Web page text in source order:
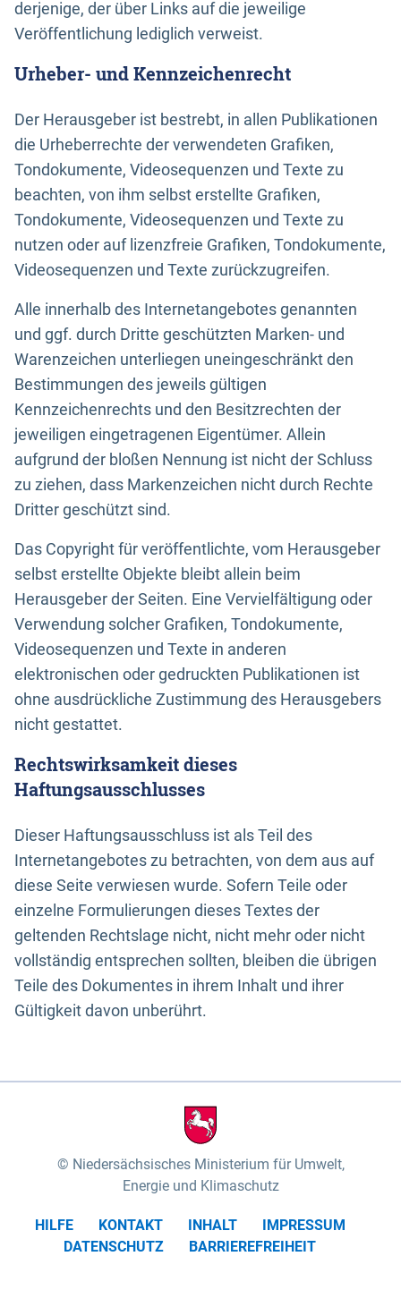
derjenige, der über Links auf die jeweilige
Veröffentlichung lediglich verweist.
Urheber- und Kennzeichenrecht
Der Herausgeber ist bestrebt, in allen Publikationen
die Urheberrechte der verwendeten Grafiken,
Tondokumente, Videosequenzen und Texte zu
beachten, von ihm selbst erstellte Grafiken,
Tondokumente, Videosequenzen und Texte zu
nutzen oder auf lizenzfreie Grafiken, Tondokumente,
Videosequenzen und Texte zurückzugreifen.
Alle innerhalb des Internetangebotes genannten
und ggf. durch Dritte geschützten Marken- und
Warenzeichen unterliegen uneingeschränkt den
Bestimmungen des jeweils gültigen
Kennzeichenrechts und den Besitzrechten der
jeweiligen eingetragenen Eigentümer. Allein
aufgrund der bloßen Nennung ist nicht der Schluss
zu ziehen, dass Markenzeichen nicht durch Rechte
Dritter geschützt sind.
Das Copyright für veröffentlichte, vom Herausgeber
selbst erstellte Objekte bleibt allein beim
Herausgeber der Seiten. Eine Vervielfältigung oder
Verwendung solcher Grafiken, Tondokumente,
Videosequenzen und Texte in anderen
elektronischen oder gedruckten Publikationen ist
ohne ausdrückliche Zustimmung des Herausgebers
nicht gestattet.
Rechtswirksamkeit dieses
Haftungsausschlusses
Dieser Haftungsausschluss ist als Teil des
Internetangebotes zu betrachten, von dem aus auf
diese Seite verwiesen wurde. Sofern Teile oder
einzelne Formulierungen dieses Textes der
geltenden Rechtslage nicht, nicht mehr oder nicht
vollständig entsprechen sollten, bleiben die übrigen
Teile des Dokumentes in ihrem Inhalt und ihrer
Gültigkeit davon unberührt.
Niedersächsisches Ministerium für Umwelt,
Energie und Klimaschutz
HILFE KONTAKT INHALT
IMPRESSUM
DATENSCHUTZ
BARRIEREFREIHEIT